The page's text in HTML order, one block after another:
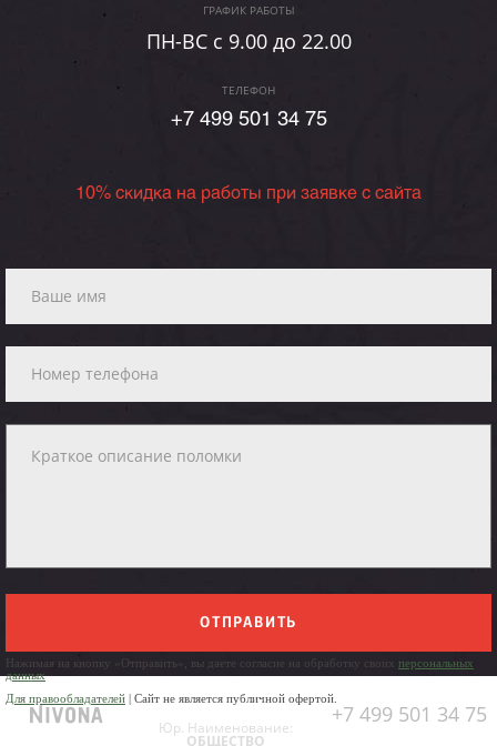
ГРАФИК РАБОТЫ
ПН-ВC c 9.00 до 22.00
ТЕЛЕФОН
+7 499 501 34 75
10% скидка на работы при заявке с сайта
ОТПРАВИТЬ
Нажимая на кнопку «Отправить», вы даете согласие на обработку своих персональных
данных
Для правообладателей | Сайт не является публичной офертой.
+7 499 501 34 75
Юр. Наименование:
ОБЩЕСТВО